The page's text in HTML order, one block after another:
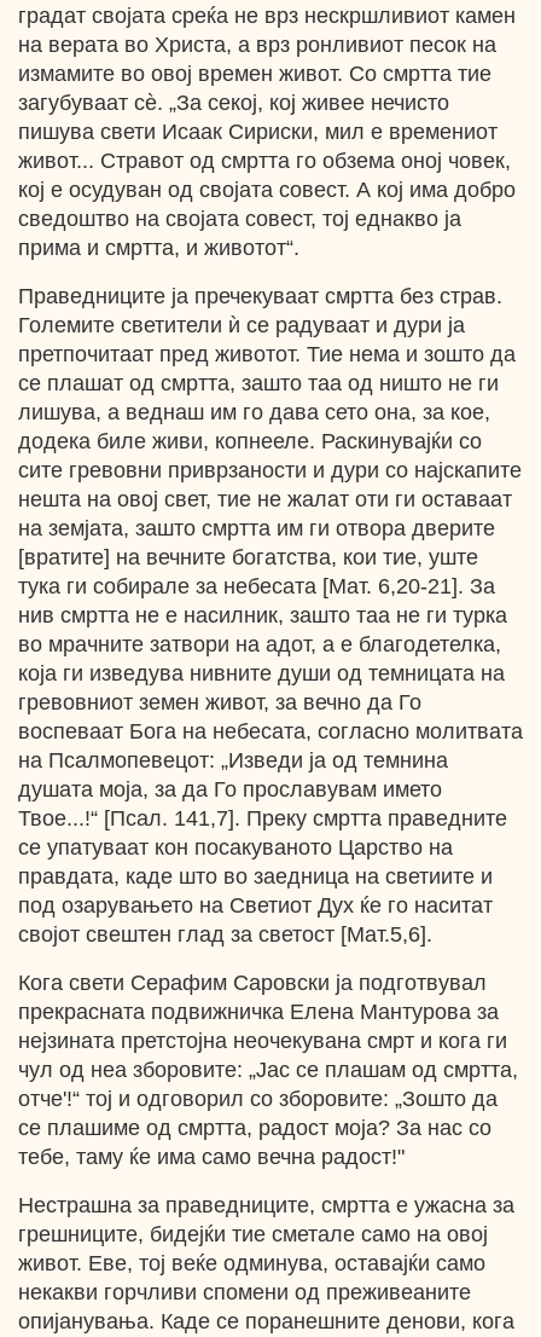
градат својата среќа не врз нескршливиот камен
на верата во Христа, а врз ронливиот песок на
измамите во овој времен живот. Со смртта тие
загубуваат сѐ. „За секој, кој живее нечисто
пишува свети Исаак Сириски, мил е времениот
живот... Стравот од смртта го обзема оној човек,
кој е осудуван од својата совест. А кој има добро
сведоштво на својата совест, тој еднакво ја
прима и смртта, и животот“.
Праведниците ја пречекуваат смртта без страв.
Големите светители ѝ се радуваат и дури ја
претпочитаат пред животот. Тие нема и зошто да
се плашат од смртта, зашто таа од ништо не ги
лишува, а веднаш им го дава сето она, за кое,
додека биле живи, копнееле. Раскинувајќи со
сите гревовни приврзаности и дури со најскапите
нешта на овој свет, тие не жалат оти ги оставаат
на земјата, зашто смртта им ги отвора дверите
[вратите] на вечните богатства, кои тие, уште
тука ги собирале за небесата [Мат. 6,20-21]. За
нив смртта не е насилник, зашто таа не ги турка
во мрачните затвори на адот, а е благодетелка,
која ги изведува нивните души од темницата на
гревовниот земен живот, за вечно да Го
воспеваат Бога на небесата, согласно молитвата
на Псалмопевецот: „Изведи ја од темнина
душата моја, за да Го прославувам името
Твое...!“ [Псал. 141,7]. Преку смртта праведните
се упатуваат кон посакуваното Царство на
правдата, каде што во заедница на светиите и
под озарувањето на Светиот Дух ќе го наситат
својот свештен глад за светост [Мат.5,6].
Кога свети Серафим Саровски ја подготвувал
прекрасната подвижничка Елена Мантурова за
нејзината претстојна неочекувана смрт и кога ги
чул од неа зборовите: „Јас се плашам од смртта,
отче'!“ тој и одговорил со зборовите: „Зошто да
се плашиме од смртта, радост моја? За нас со
тебе, таму ќе има само вечна радост!"
Нестрашна за праведниците, смртта е ужасна за
грешниците, бидејќи тие сметале само на овој
живот. Еве, тој веќе одминува, оставајќи само
некакви горчливи спомени од преживеаните
опијанувања. Каде се поранешните денови, кога